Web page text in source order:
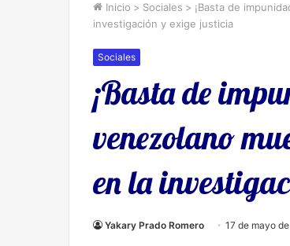
Inicio > Sociales > ¡Basta de
investigación y exige justicia
Sociales
¡Basta de
venezolano
en la
Yakary Prado Romero 17 de mayo